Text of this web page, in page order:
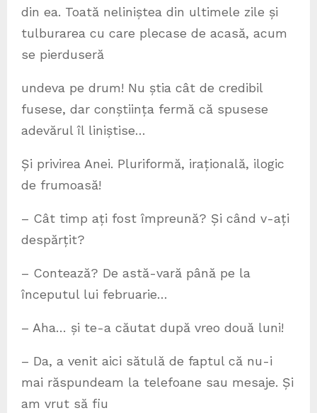
din ea. Toată neliniștea din ultimele zile și
tulburarea cu care plecase de acasă, acum
se pierduseră
undeva pe drum! Nu știa cât de credibil
fusese, dar conștiința fermă că spusese
adevărul îl liniștise…
Și privirea Anei. Pluriformă, irațională, ilogic
de frumoasă!
– Cât timp ați fost împreună? Și când v-ați
despărțit?
– Contează? De astă-vară până pe la
începutul lui februarie…
– Aha… și te-a căutat după vreo două luni!
– Da, a venit aici sătulă de faptul că nu-i
mai răspundeam la telefoane sau mesaje. Și
am vrut să fiu